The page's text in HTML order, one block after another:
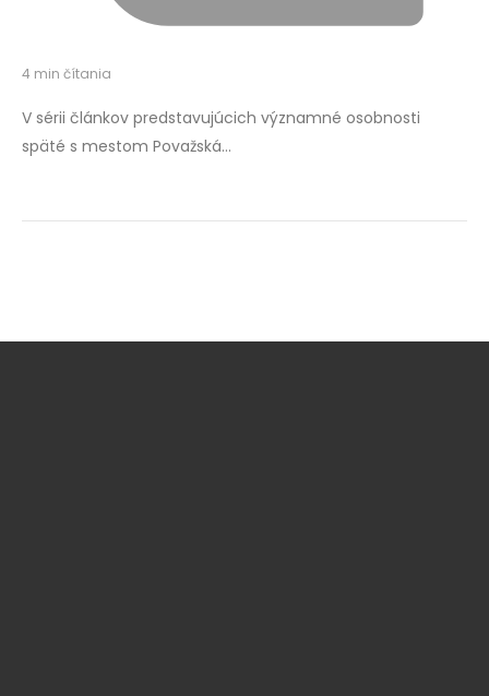
4 min čítania
V sérii článkov predstavujúcich významné osobnosti
späté s mestom Považská…